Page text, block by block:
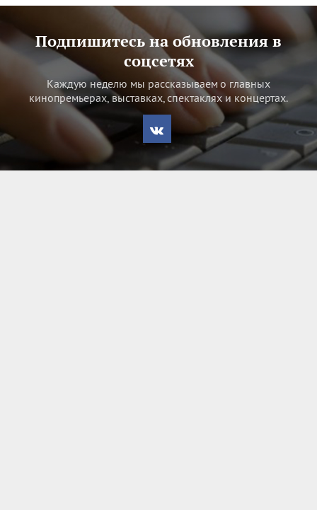
Подпишитесь на обновления в
соцсетях
Каждую неделю мы рассказываем о главных
кинопремьерах, выставках, спектаклях и концертах.